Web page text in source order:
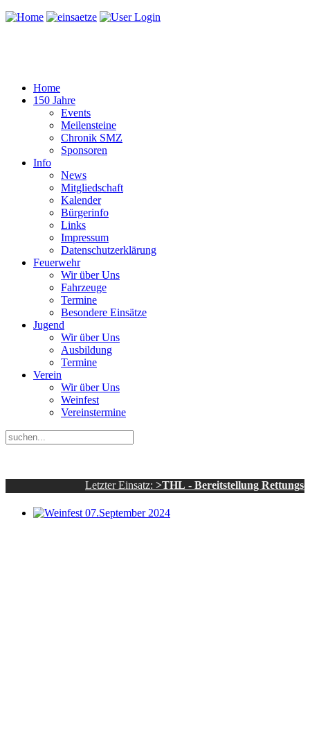
Home
150 Jahre
Events
Meilensteine
Chronik SMZ
Sponsoren
Info
News
Mitgliedschaft
Kalender
Bürgerinfo
Links
Impressum
Datenschutzerklärung
Feuerwehr
Wir über Uns
Fahrzeuge
Termine
Besondere Einsätze
Jugend
Wir über Uns
Ausbildung
Termine
Verein
Wir über Uns
Weinfest
Vereinstermine
Letzter Einsatz:>THL - Bereitstellung Rettungsdienst -